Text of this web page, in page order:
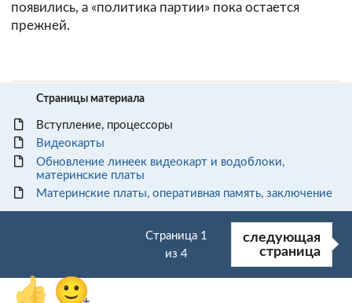
появились, а «политика партии» пока остается
прежней.
Страницы материала
Вступление, процессоры
Видеокарты
Обновление линеек видеокарт и водоблоки,
материнские платы
Материнские платы, оперативная память, заключение
Страница 1
из 4
следующая
страница
👍 🙂